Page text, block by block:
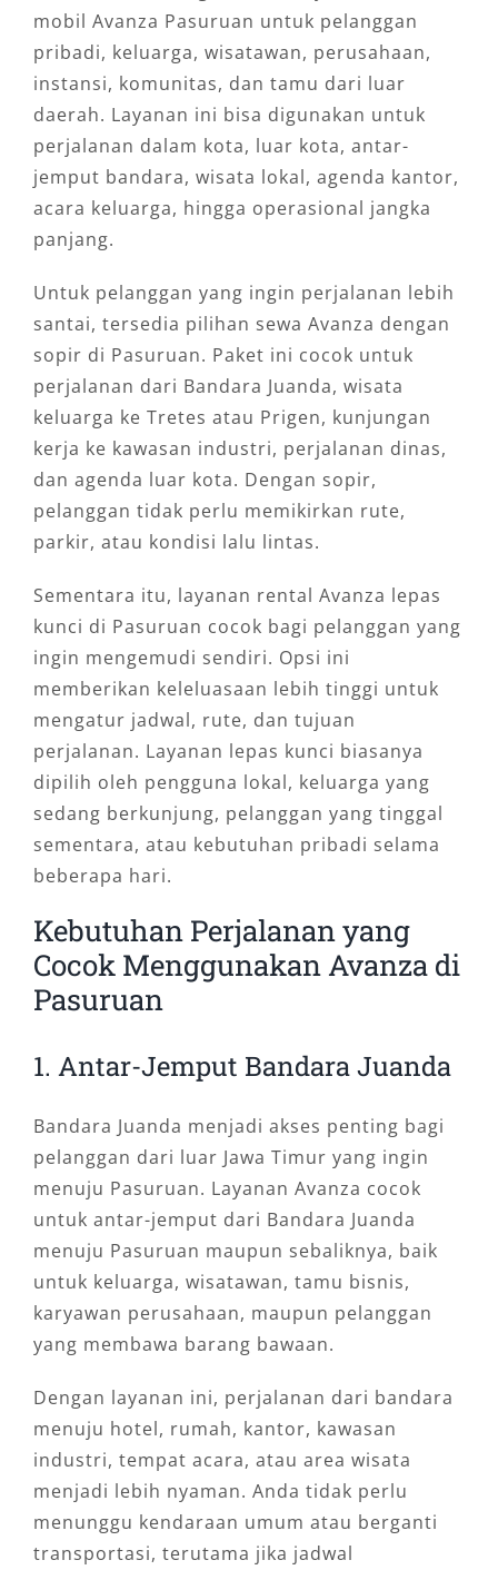
mobil Avanza Pasuruan untuk pelanggan
pribadi, keluarga, wisatawan, perusahaan,
instansi, komunitas, dan tamu dari luar
daerah. Layanan ini bisa digunakan untuk
perjalanan dalam kota, luar kota, antar-
jemput bandara, wisata lokal, agenda kantor,
acara keluarga, hingga operasional jangka
panjang.
Untuk pelanggan yang ingin perjalanan lebih
santai, tersedia pilihan sewa Avanza dengan
sopir di Pasuruan. Paket ini cocok untuk
perjalanan dari Bandara Juanda, wisata
keluarga ke Tretes atau Prigen, kunjungan
kerja ke kawasan industri, perjalanan dinas,
dan agenda luar kota. Dengan sopir,
pelanggan tidak perlu memikirkan rute,
parkir, atau kondisi lalu lintas.
Sementara itu, layanan rental Avanza lepas
kunci di Pasuruan cocok bagi pelanggan yang
ingin mengemudi sendiri. Opsi ini
memberikan keleluasaan lebih tinggi untuk
mengatur jadwal, rute, dan tujuan
perjalanan. Layanan lepas kunci biasanya
dipilih oleh pengguna lokal, keluarga yang
sedang berkunjung, pelanggan yang tinggal
sementara, atau kebutuhan pribadi selama
beberapa hari.
Kebutuhan Perjalanan yang
Cocok Menggunakan Avanza di
Pasuruan
1. Antar-Jemput Bandara Juanda
Bandara Juanda menjadi akses penting bagi
pelanggan dari luar Jawa Timur yang ingin
menuju Pasuruan. Layanan Avanza cocok
untuk antar-jemput dari Bandara Juanda
menuju Pasuruan maupun sebaliknya, baik
untuk keluarga, wisatawan, tamu bisnis,
karyawan perusahaan, maupun pelanggan
yang membawa barang bawaan.
Dengan layanan ini, perjalanan dari bandara
menuju hotel, rumah, kantor, kawasan
industri, tempat acara, atau area wisata
menjadi lebih nyaman. Anda tidak perlu
menunggu kendaraan umum atau berganti
transportasi, terutama jika jadwal